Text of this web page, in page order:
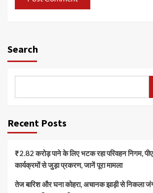
Search
Recent Posts
₹2.82 करोड़ पाने के लिए भटक रहा परिवहन निगम,
कार्यक्रमों से जुड़ा प्रकरण, जानें पूरा मामला
तेज बारिश और घना कोहरा, अचानक झाड़ी से निकला